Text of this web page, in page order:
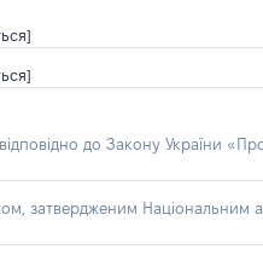
до Закону України
затвердженим Національним